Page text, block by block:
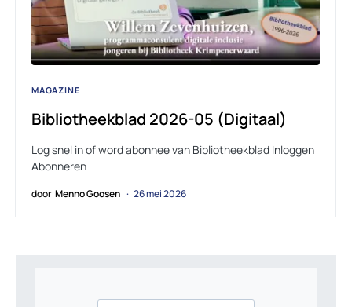
MAGAZINE
Bibliotheekblad 2026-05 (Digitaal)
Log snel in of word abonnee van Bibliotheekblad Inloggen
Abonneren
door Menno Goosen 26 mei 2026